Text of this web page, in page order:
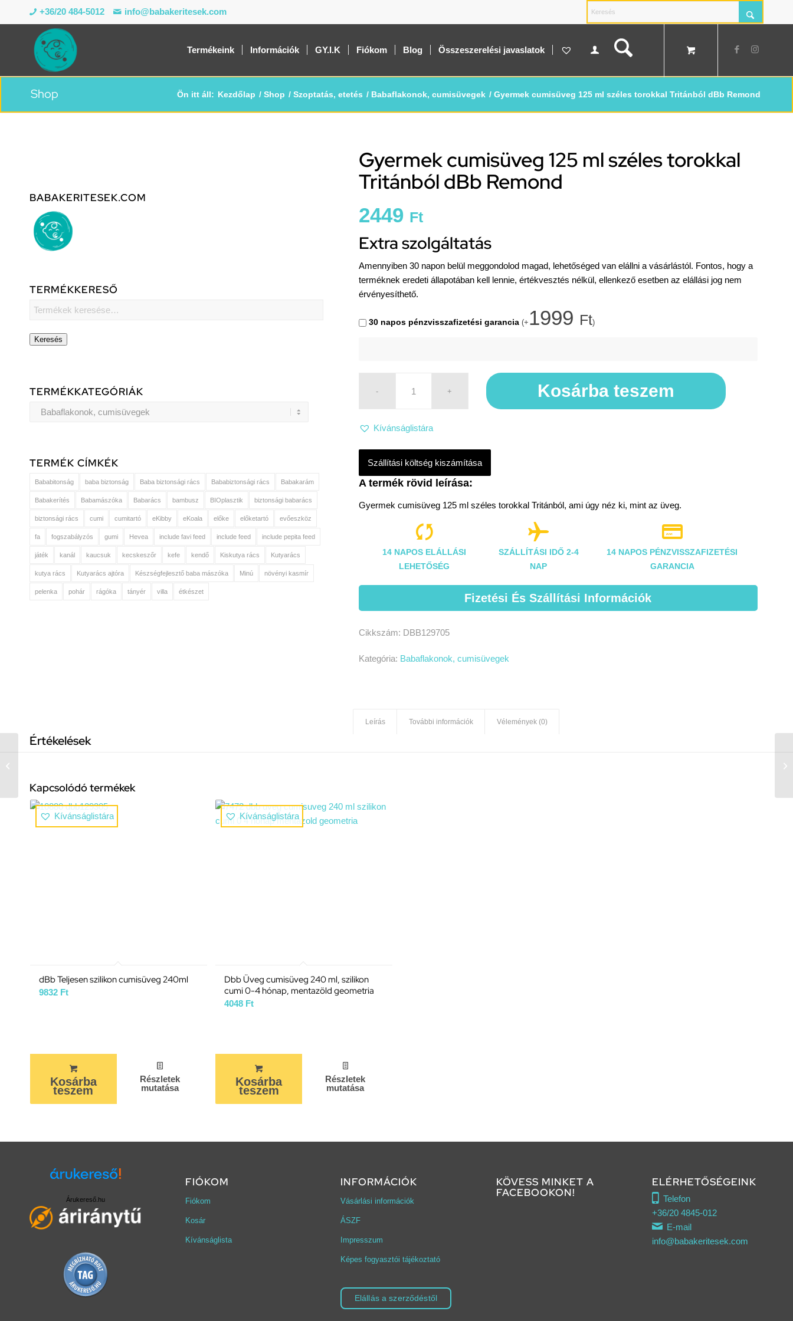
+36/20 484-5012 info@babakeritesek.com
Termékeink Információk GY.I.K Fiókom Blog Összeszerelési javaslatok
Shop Ön itt áll: Kezdőlap / Shop / Szoptatás, etetés / Babaflakonok, cumisüvegek / Gyermek cumisüveg 125 ml széles torokkal Tritánból dBb Remond
BABAKERITESEK.COM
TERMÉKKERESŐ
Keresés
TERMÉKKATEGÓRIÁK
TERMÉK CÍMKÉK
Bababitonság baba biztonság Baba biztonsági rács Bababiztonsági rács Babakarám
Babakerítés Babamászóka Babarács bambusz BIOplasztik biztonsági babarács
biztonsági rács cumi cumitartó eKibby eKoala előke előketartó evőeszköz
fa fogszabályzós gumi Hevea include favi feed include feed include pepita feed
játék kanál kaucsuk kecskeszőr kefe kendő Kiskutya rács Kutyarács
kutya rács Kutyarács ajtóra Készségfejlesztő baba mászóka Minú növényi kasmír
pelenka pohár rágóka tányér villa étkészet
Gyermek cumisüveg 125 ml széles torokkal
Tritánból dBb Remond
2449 Ft
Gyermek cumisüveg 125 ml széles torokkal Tritánból, ami úgy néz ki, mint az üveg.
Extra szolgáltatás
Amennyiben 30 napon belül meggondolod magad, lehetőséged van elállni a vásárlástól. Fontos, hogy a
terméknek eredeti állapotában kell lennie, értékvesztés nélkül, ellenkező esetben az elállási jog nem
érvényesíthető.
30 napos pénzvisszafizetési garancia (+ 1999 Ft)
Kosárba teszem
Kívánságlistára
Szállítási költség kiszámítása

14 NAPOS ELÁLLÁSI
LEHETŐSÉG

SZÁLLÍTÁSI IDŐ 2-4
NAP

14 NAPOS PÉNZVISSZAFIZETÉSI
GARANCIA
Fizetési És Szállítási Információk
Cikkszám: DBB129705
Kategória: Babaflakonok, cumisüvegek
Leírás További információk Vélemények (0)
Értékelések
Kapcsolódó termékek
Kívánságlistára
dBb Teljesen szilikon cumisüveg 240ml
9832 Ft
Kosárba
teszem
Részletek
mutatása
Kívánságlistára
Dbb Üveg cumisüveg 240 ml, szilikon
cumi 0-4 hónap, mentazöld geometria
4048 Ft
Kosárba
teszem
Részletek
mutatása
Árukereső.hu
FIÓKOM
Fiókom
Kosár
Kívánságlista
INFORMÁCIÓK
Vásárlási információk
ÁSZF
Impresszum
Képes fogyasztói tájékoztató
Elállás a szerződéstől
KÖVESS MINKET A
FACEBOOKON!
ELÉRHETŐSÉGEINK
Telefon
+36/20 4845-012
E-mail
info@babakeritesek.com